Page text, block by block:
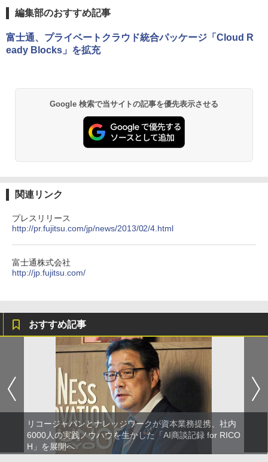
編集部のおすすめ記事
富士通、プライベートクラウド統合パッケージ「Cloud R
eady Blocks」を拡充
Google 検索で当サイトの記事を優先表示させる
関連リンク
プレスリリース
http://pr.fujitsu.com/jp/news/2013/02/4.html
富士通株式会社
http://jp.fujitsu.com/
おすすめ記事
リコージャパンとナレッジワークが資本業務提携、社内
6000人の実践ノウハウを生かした「AI商談記録 for RICO
H」を展開へ